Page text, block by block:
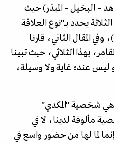
– البخيل – المبذر) حيث
يحدد بـــ"نوع العلاقة
المقال الثاني، قارنا
بهذا الثلاثي، حيث تبينا
ليس عنده غاية ولا وسيلة،
شخصية "المكدي"
مألوفة لدينا، لا في
لما لها من حضور واسع في